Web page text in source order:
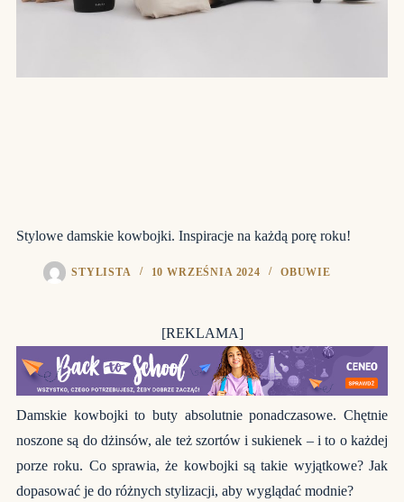
Stylowe damskie kowbojki. Inspiracje na każdą porę roku!
STYLISTA 10 WRZEŚNIA 2024 OBUWIE
[REKLAMA]
Damskie kowbojki to buty absolutnie ponadczasowe. Chętnie
noszone są do dżinsów, ale też szortów i sukienek – i to o każdej
porze roku. Co sprawia, że kowbojki są takie wyjątkowe? Jak
dopasować je do różnych stylizacji, aby wyglądać modnie?